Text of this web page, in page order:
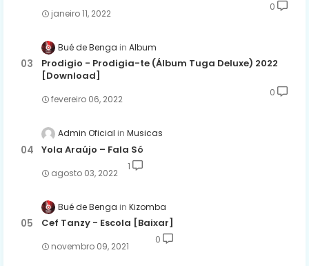
janeiro 11, 2022
0
Bué de Benga Album
Prodigio - Prodigia-te (Álbum Tuga Deluxe) 2022
[Download]
fevereiro 06, 2022
0
Admin Oficial Musicas
Yola Araújo – Fala Só
agosto 03, 2022
1
Bué de Benga Kizomba
Cef Tanzy - Escola [Baixar]
novembro 09, 2021
0